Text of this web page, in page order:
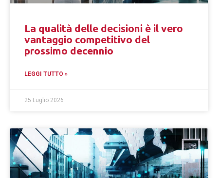
La qualità delle decisioni è il vero
vantaggio competitivo del
prossimo decennio
LEGGI TUTTO »
25 Luglio 2026